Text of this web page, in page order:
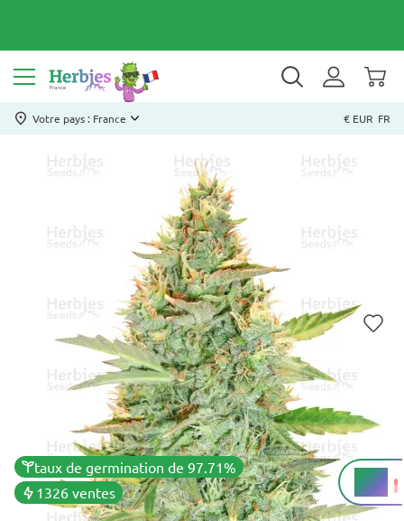
Votre pays : France € EUR FR
taux de germination de 97.71%
1326 ventes
20%
THC